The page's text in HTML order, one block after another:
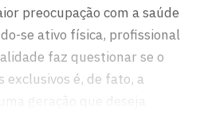
preocupação com a saúde
se ativo física, profissional
faz questionar se o
exclusivos é, de fato, a
geração que deseja